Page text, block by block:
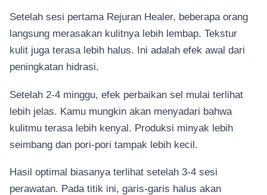
Setelah sesi pertama Rejuran Healer, beberapa orang
langsung merasakan kulitnya lebih lembap. Tekstur
kulit juga terasa lebih halus. Ini adalah efek awal dari
peningkatan hidrasi.
Setelah 2-4 minggu, efek perbaikan sel mulai terlihat
lebih jelas. Kamu mungkin akan menyadari bahwa
kulitmu terasa lebih kenyal. Produksi minyak lebih
seimbang dan pori-pori tampak lebih kecil.
Hasil optimal biasanya terlihat setelah 3-4 sesi
perawatan. Pada titik ini, garis-garis halus akan